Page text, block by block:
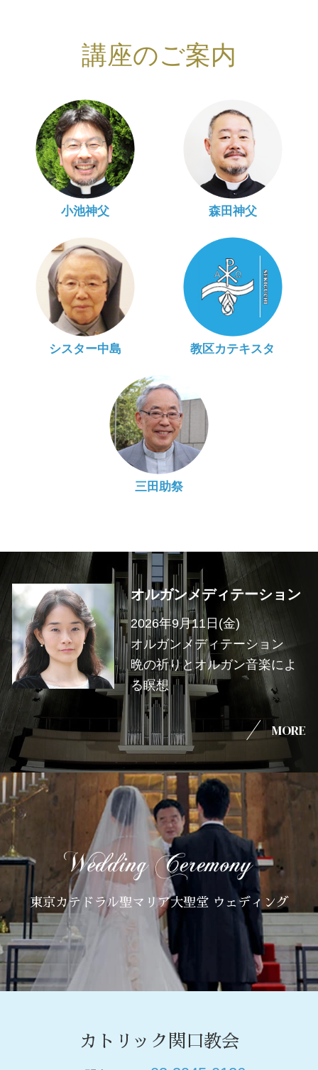
講座のご案内
小池神父 森田神父
シスター中島 教区カテキスタ
三田助祭
オルガンメディテーション
2026年9月11日(金)
オルガンメディテーション
晩の祈りとオルガン音楽によ
る瞑想
MORE
東京カテドラル聖マリア大聖堂 ウェディング
カトリック関口教会